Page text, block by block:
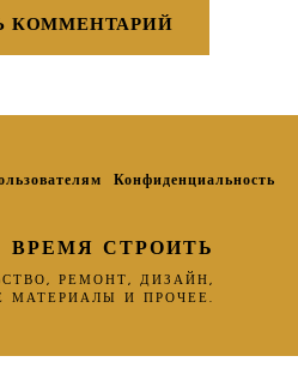
Конфиденциальность
ВРЕМЯ СТРОИТЬ
РЕМОНТ, ДИЗАЙН,
МАТЕРИАЛЫ И ПРОЧЕЕ.